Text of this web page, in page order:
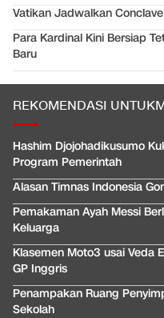
Vatikan Jadwalkan
Para Kardinal Kini Bersiap
Baru
REKOMENDASI
Hashim Djojohadikusumo
Program Pemerintah
Alasan Timnas Indonesia
Pemakaman Ayah Messi
Keluarga
Klasemen Moto3 usai Veda
GP Inggris
Penampakan Ruang
Sekolah